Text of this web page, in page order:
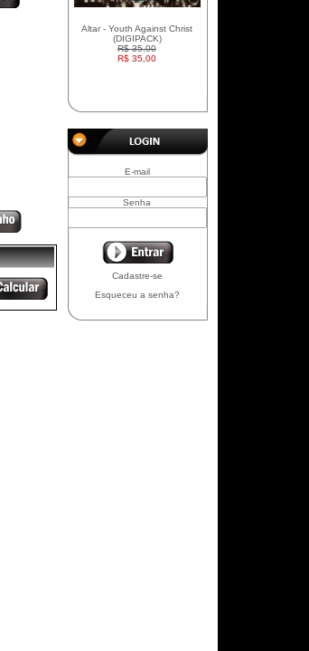
Altar - Youth Against Christ
(DIGIPACK)
R$ 35,00
R$ 35,00
E-mail
Senha
Cadastre-se
Esqueceu a senha?